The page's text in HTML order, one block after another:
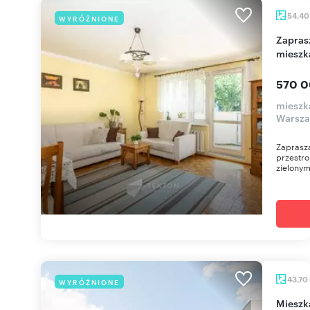
WYRÓŻNIONE 54,40
Zapraszam do obejrzenia 54 m² 2-pokojowego
570
WYRÓŻNIONE 43,70